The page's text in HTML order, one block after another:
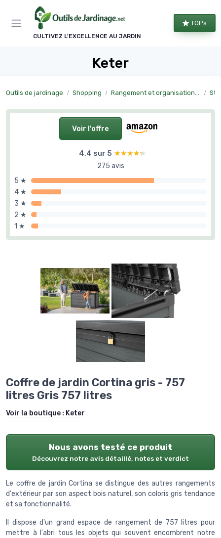
CULTIVEZ L'EXCELLENCE AU JARDIN
TOPs
Keter
Outils de jardinage Shopping Rangement et organisation du jardin
Voir l'offre
4,4 sur 5 ★★★★★
★★★★★
275 avis
5 ★
4 ★
3 ★
2 ★
1 ★
Coffre de jardin Cortina gris - 757
litres Gris 757 litres
Voir la boutique : Keter
Nous avons testé ce produit
Découvrez notre avis détaillé, notes et verdict
Le coffre de jardin Cortina se distingue des autres rangements
d'extérieur par son aspect bois naturel, son coloris gris tendance
et sa fonctionnalité.
Il dispose d'un grand espace de rangement de 757 litres pour
mettre à l'abri tous les objets qui souvent encombrent notre
Panneau de gestion des cookies